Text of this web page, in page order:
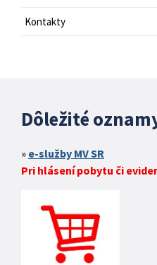
Kontakty
Dôležité
e-služby MV SR
Pri hlásení pobytu či